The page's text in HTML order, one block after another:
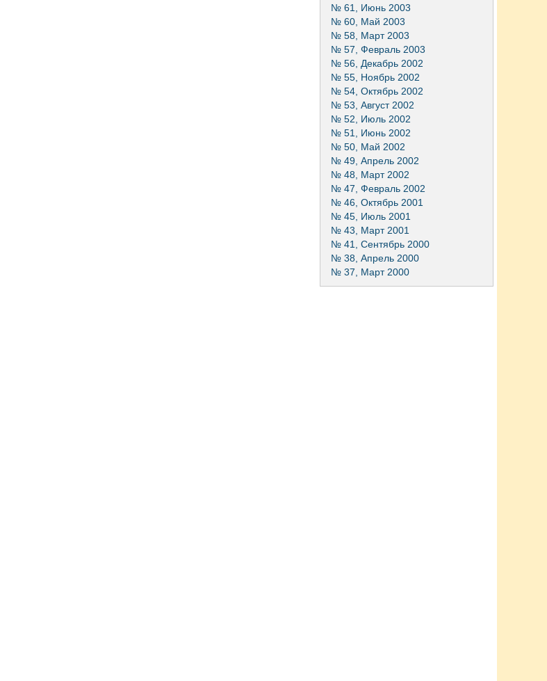
№ 61, Июнь 2003
№ 60, Май 2003
№ 58, Март 2003
№ 57, Февраль 2003
№ 56, Декабрь 2002
№ 55, Ноябрь 2002
№ 54, Октябрь 2002
№ 53, Август 2002
№ 52, Июль 2002
№ 51, Июнь 2002
№ 50, Май 2002
№ 49, Апрель 2002
№ 48, Март 2002
№ 47, Февраль 2002
№ 46, Октябрь 2001
№ 45, Июль 2001
№ 43, Март 2001
№ 41, Сентябрь 2000
№ 38, Апрель 2000
№ 37, Март 2000